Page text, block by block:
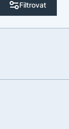
Filtrovat